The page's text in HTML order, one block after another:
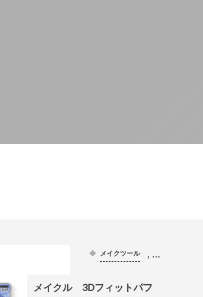
メイクツール , …
メイクル 3Dフィットパフ